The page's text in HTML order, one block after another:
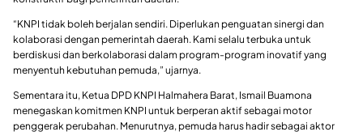
“KNPI tidak boleh berjalan sendiri. Diperlukan penguatan sinergi dan
kolaborasi dengan pemerintah daerah. Kami selalu terbuka untuk
berdiskusi dan berkolaborasi dalam program-program inovatif yang
menyentuh kebutuhan pemuda,” ujarnya.
Sementara itu, Ketua DPD KNPI Halmahera Barat, Ismail Buamona
menegaskan komitmen KNPI untuk berperan aktif sebagai motor
penggerak perubahan. Menurutnya, pemuda harus hadir sebagai aktor